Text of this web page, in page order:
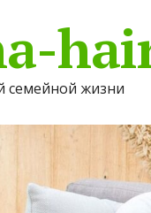
семейной жизни